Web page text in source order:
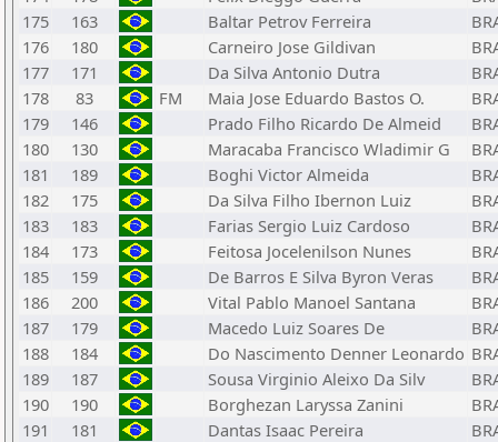
175
163 Baltar Petrov Ferreira
176
180 Carneiro Jose Gildivan
177
171 Da Silva Antonio Dutra
178
83 FM Maia Jose Eduardo Bastos O.
179
146 Prado Filho Ricardo De Almeid
180
130 Maracaba Francisco Wladimir G
181
189 Boghi Victor Almeida
182
175 Da Silva Filho Ibernon Luiz
183
183 Farias Sergio Luiz Cardoso
184
173 Feitosa Jocelenilson Nunes
185
159 De Barros E Silva Byron Veras
186
200 Vital Pablo Manoel Santana
187
179 Macedo Luiz Soares De
188
184 Do Nascimento Denner Leonardo
189
187 Sousa Virginio Aleixo Da Silv
190
190 Borghezan Laryssa Zanini
191
181 Dantas Isaac Pereira